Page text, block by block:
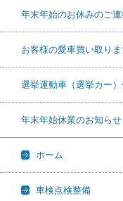
年末年始のお休みのご
お客様の愛車買い取りま
選挙運動車（選挙カー）
年末年始休業のお知らせ
ホーム
車検点検整備